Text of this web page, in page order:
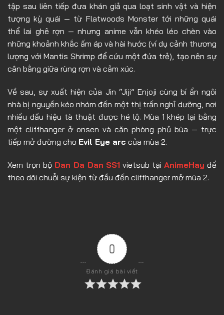
tập sau liên tiếp đưa khán giả qua loạt sinh vật và hiện
tượng kỳ quái — từ Flatwoods Monster tới những quái
thể lai ghê rợn — nhưng anime vẫn khéo léo chèn vào
những khoảnh khắc ấm áp và hài hước (ví dụ cảnh thương
lượng với Mantis Shrimp để cứu một đứa trẻ), tạo nên sự
cân bằng giữa rùng rợn và cảm xúc.
Về sau, sự xuất hiện của Jin “Jiji” Enjoji cùng bí ẩn ngôi
nhà bị nguyền kéo nhóm đến một thị trấn nghỉ dưỡng, nơi
nhiều dấu hiệu tà thuật được hé lộ. Mùa 1 khép lại bằng
một cliffhanger ở onsen và căn phòng phủ bùa — trực
tiếp mở đường cho Evil Eye arc của mùa 2.
Xem trọn bộ Dan Da Dan SS1 vietsub tạiAnimeHay để
theo dõi chuỗi sự kiện từ đầu đến cliffhanger mở mùa 2.
0
Đánh giá bài viết